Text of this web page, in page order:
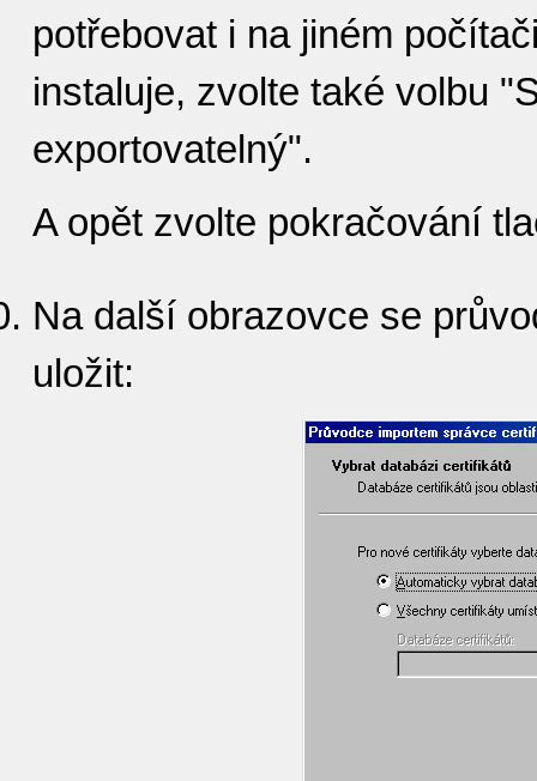
potřebovat i na jiném
instaluje, zvolte také volbu
exportovatelný".
A opět zvolte pokračování
Na další obrazovce se
uložit: